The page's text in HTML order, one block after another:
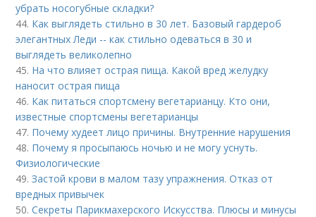
убрать носогубные складки?
44. Как выглядеть стильно в 30 лет. Базовый гардероб
элегантных Леди -- как стильно одеваться в 30 и
выглядеть великолепно
45. На что влияет острая пища. Какой вред желудку
наносит острая пища
46. Как питаться спортсмену вегетарианцу. Кто они,
известные спортсмены вегетарианцы
47. Почему худеет лицо причины. Внутренние нарушения
48. Почему я просыпаюсь ночью и не могу уснуть.
Физиологические
49.Застой крови в малом тазу упражнения. Отказ от
вредных привычек
50.Секреты Парикмахерского Искусства. Плюсы и минусы